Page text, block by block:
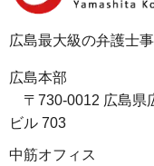
広島最大級の弁護士
広島本部
〒730-0012 広島県
ビル 703
中筋オフィス